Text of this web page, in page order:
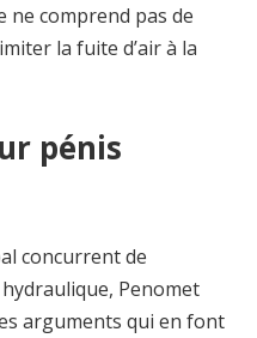
ne comprend pas de
la fuite d’air à la
pénis
concurrent de
Penomet
arguments qui en font